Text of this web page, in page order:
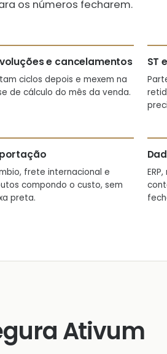
os números fecharem.
e cancelamentos
ciclos depois e mexem na
de cálculo do mês da venda.
ST
frete internacional e
compondo o custo, sem
preta.
Ativum